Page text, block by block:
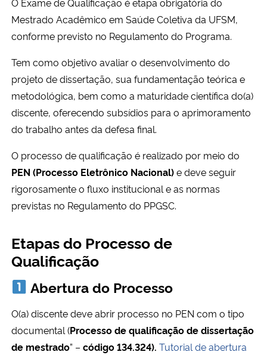
Ministério da Cidadania
Ministério da Saúde
Ministério da Ciência, Tecnologia, Inovações e Comunicações
Ministério do Meio Ambiente
Ministério do Turismo
Ministério da Mulher, da Família e dos Direitos Humanos
Secretaria-Geral
Secretaria de Governo
Mestrado Acadêmico em Saúde Coletiva da UFSM,
conforme previsto no Regulamento do Programa.
Tem como objetivo avaliar o desenvolvimento do
projeto de dissertação, sua fundamentação teórica e
metodológica, bem como a maturidade científica do(a)
discente, oferecendo subsídios para o aprimoramento
do trabalho antes da defesa final.
O processo de qualificação é realizado por meio do
PEN (Processo Eletrônico Nacional)e deve seguir
rigorosamente o fluxo institucional e as normas
previstas no Regulamento do PPGSC.
Etapas do Processo de
Qualificação
Abertura do Processo
O(a) discente deve abrir processo no PEN com o tipo
documental (Processo de qualificação de dissertação
de mestrado” – código 134.324). Tutorial de abertura